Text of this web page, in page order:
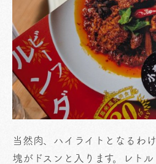
当然肉、ハイライトとなるわ
塊がドスンと入ります。レト